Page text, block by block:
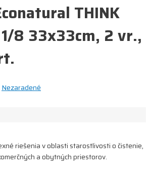
THINK
1/8 33x33cm, 2 vr.,
Nezaradené
riešenia v oblasti starostlivosti o čistenie,
a obytných priestorov.